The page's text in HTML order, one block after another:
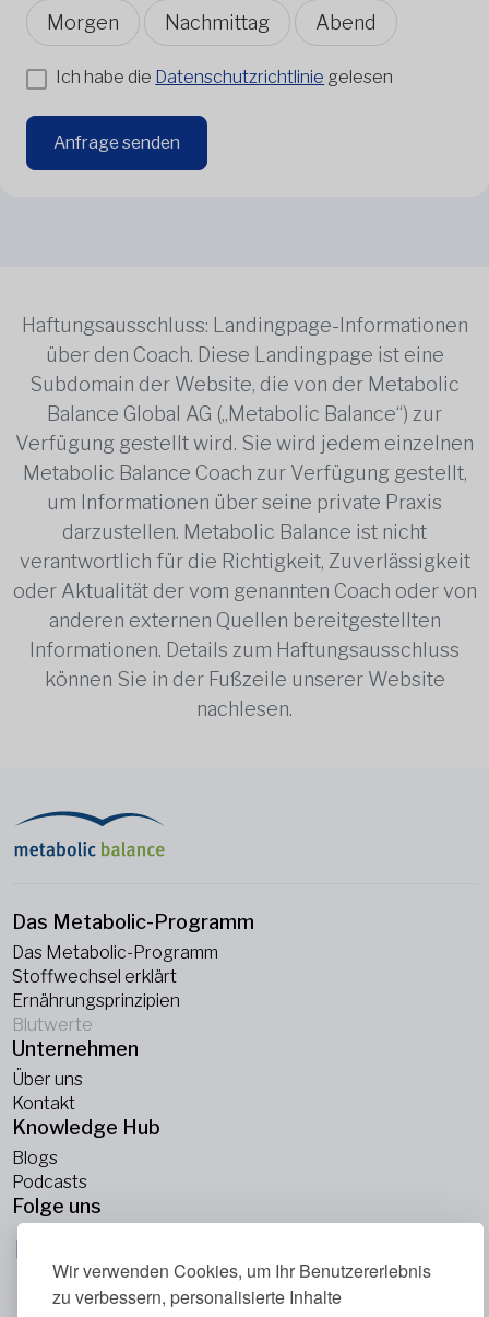
Wir verwenden Cookies, um Ihr Benutzererlebnis
zu verbessern, personalisierte Inhalte
Morgen Nachmittag Abend
Ich habe die Datenschutzrichtlinie gelesen
Anfrage senden
Haftungsausschluss: Landingpage-Informationen
über den Coach. Diese Landingpage ist eine
Subdomain der Website, die von der Metabolic
Balance Global AG („Metabolic Balance“) zur
Verfügung gestellt wird. Sie wird jedem einzelnen
Metabolic Balance Coach zur Verfügung gestellt,
um Informationen über seine private Praxis
darzustellen. Metabolic Balance ist nicht
verantwortlich für die Richtigkeit, Zuverlässigkeit
oder Aktualität der vom genannten Coach oder von
anderen externen Quellen bereitgestellten
Informationen. Details zum Haftungsausschluss
können Sie in der Fußzeile unserer Website
nachlesen.
Das Metabolic-Programm
Das Metabolic-Programm
Stoffwechsel erklärt
Ernährungsprinzipien
Blutwerte
Unternehmen
Über uns
Kontakt
Knowledge Hub
Blogs
Podcasts
Folge uns